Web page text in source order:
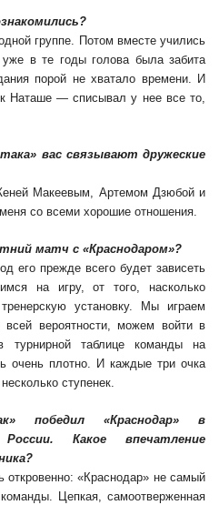
группе. Потом вместе учились
в те годы голова была забита
порой не хватало времени. И
Наташе — списывал у нее все то,
вас связывают дружеские
Макеевым, Артемом Дзюбой и
со всеми хорошие отношения.
матч с «Краснодаром»?
его прежде всего будет зависеть
на игру, от того, насколько
установку. Мы играем
вероятности, можем войти в
таблице команды на
очень плотно. И каждые три очка
ступенек.
победил «Краснодар» в
Какое впечатление
«Краснодар» не самый
Цепкая, самоотверженная